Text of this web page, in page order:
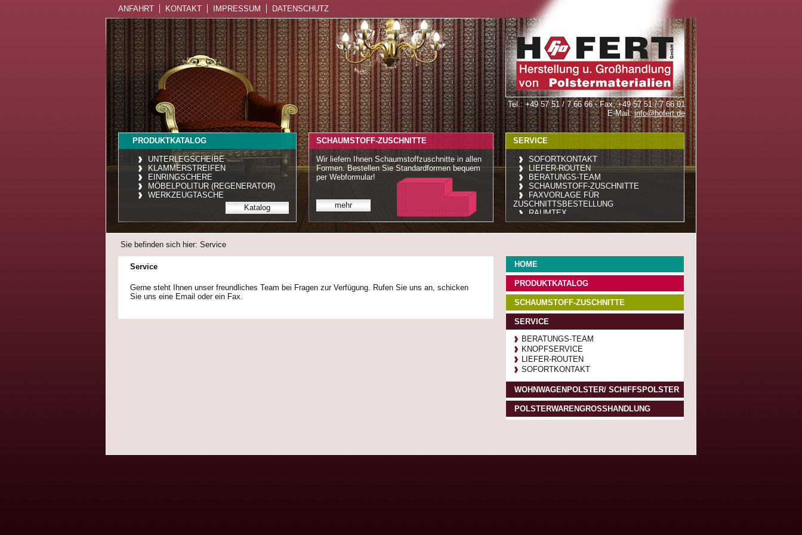
ANFAHRT KONTAKT IMPRESSUM DATENSCHUTZ
Tel.: +49 57 51 / 7 66 66 - Fax: +49 57 51 / 7 66 01
E-Mail:info@hofert.de
PRODUKTKATALOG
UNTERLEGSCHEIBE
KLAMMERSTREIFEN
EINRINGSCHERE
MÖBELPOLITUR (REGENERATOR)
WERKZEUGTASCHE
Katalog
SCHAUMSTOFF-ZUSCHNITTE
Wir liefern Ihnen Schaumstoffzuschnitte in allen
Formen. Bestellen Sie Standardformen bequem
per Webformular!
mehr
SERVICE
SOFORTKONTAKT
LIEFER-ROUTEN
BERATUNGS-TEAM
SCHAUMSTOFF-ZUSCHNITTE
FAXVORLAGE FÜR
ZUSCHNITTSBESTELLUNG
RAUMTEX
Sie befinden sich hier: Service
Service
Gerne steht Ihnen unser freundliches Team bei Fragen zur Verfügung. Rufen Sie uns an, schicken
Sie uns eine Email oder ein Fax.
HOME
PRODUKTKATALOG
SCHAUMSTOFF-ZUSCHNITTE
SERVICE
BERATUNGS-TEAM
KNOPFSERVICE
LIEFER-ROUTEN
SOFORTKONTAKT
WOHNWAGENPOLSTER/ SCHIFFSPOLSTER
POLSTERWARENGROSSHANDLUNG